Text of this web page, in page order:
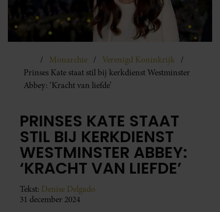
Monarchie
Verenigd Koninkrijk
Prinses Kate staat stil bij kerkdienst Westminster
Abbey: ‘Kracht van liefde’
PRINSES KATE STAAT
STIL BIJ KERKDIENST
WESTMINSTER ABBEY:
‘KRACHT VAN LIEFDE’
Tekst: Denise Delgado
31 december 2024